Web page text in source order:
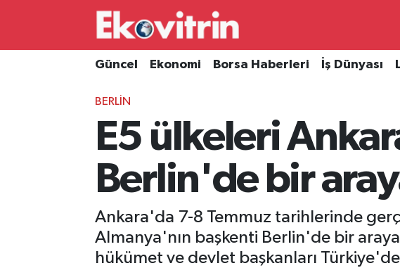
Güncel Ekonomi Borsa Haberleri İş Dünyası
BERLIN
E5 ülkeleri
Berlin'de bir
Ankara'da 7-8 Temmuz tarihlerinde
Almanya'nın başkenti Berlin'de bir
hükümet ve devlet başkanları
Güncel
Borsa Haberleri
Hava Durumu
Süper Lig Puan Durumu ve Fikstür
Tüm Manşetler
Son Dakika Haberleri
Haber Arşivi